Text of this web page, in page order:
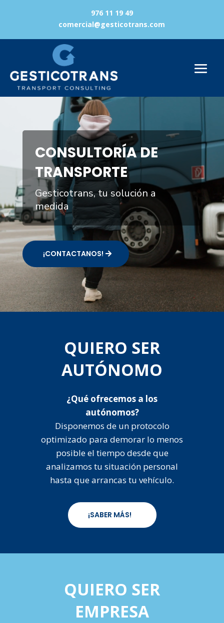
976 11 19 49
comercial@gesticotrans.com
CONSULTORÍA DE
TRANSPORTE
Gesticotrans, tu solución a
medida
¡CONTACTANOS!
QUIERO SER
AUTÓNOMO
¿Qué ofrecemos a los
autónomos?
Disponemos de un protocolo
optimizado para demorar lo menos
posible el tiempo desde que
analizamos tu situación personal
hasta que arrancas tu vehículo.
¡SABER MÁS!
QUIERO SER
EMPRESA